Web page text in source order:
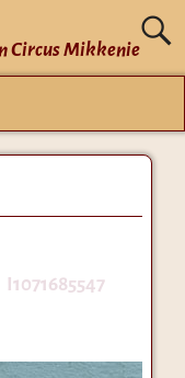
Circus Mikkenie
I1071685547